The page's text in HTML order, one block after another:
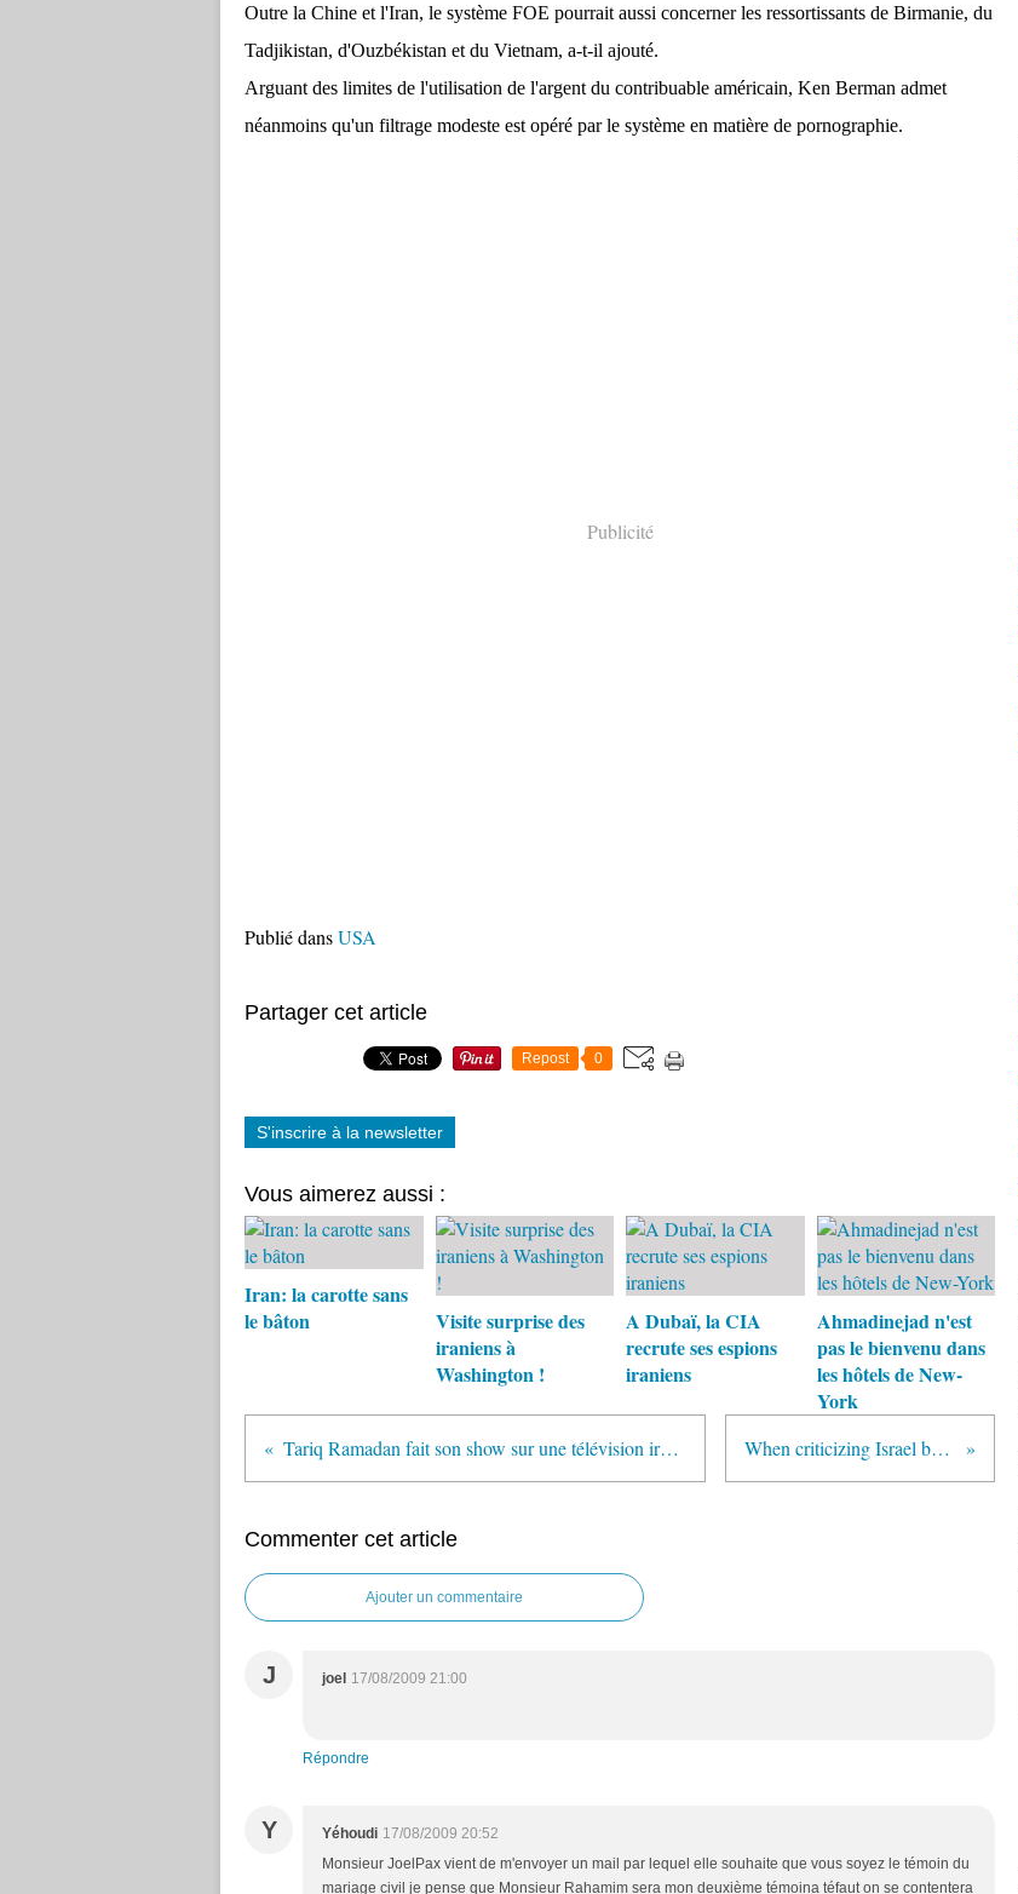
Outre la Chine et l'Iran, le système FOE pourrait aussi concerner les ressortissants de Birmanie, du
Tadjikistan, d'Ouzbékistan et du Vietnam, a-t-il ajouté.
Arguant des limites de l'utilisation de l'argent du contribuable américain, Ken Berman admet
néanmoins qu'un filtrage modeste est opéré par le système en matière de pornographie.
Publicité
Publié dansUSA
Partager cet article
Repost 0
S'inscrire à la newsletter
Vous aimerez aussi :
Iran: la carotte sans
le bâton
Visite surprise des
iraniens à
Washington !
A Dubaï, la CIA
recrute ses espions
iraniens
Ahmadinejad n'est
pas le bienvenu dans
les hôtels de New-
York
Tariq Ramadan fait son show sur une télévision iranienne négationniste‏ When criticizing Israel becomes ritual
Commenter cet article
Ajouter un commentaire
J joel 17/08/2009 21:00
Répondre
Y Yéhoudi 17/08/2009 20:52
Monsieur JoelPax vient de m'envoyer un mail par lequel elle souhaite que vous soyez le témoin du
mariage civil je pense que Monsieur Rahamim sera mon deuxième témoina téfaut on se contentera